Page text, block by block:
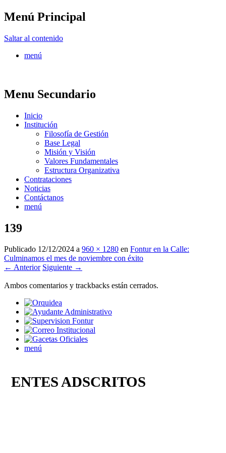
Menú Principal
Saltar al contenido
menú
Menu Secundario
Inicio
Institución
Filosofía de Gestión
Base Legal
Misión y Visión
Valores Fundamentales
Estructura Organizativa
Contrataciones
Noticias
Contáctanos
menú
139
Publicado 12/12/2024 a 960 × 1280 en Fontur en la Calle:
Culminamos el mes de noviembre con éxito
← Anterior Siguiente →
Ambos comentarios y trackbacks están cerrados.
menú
ENTES ADSCRITOS